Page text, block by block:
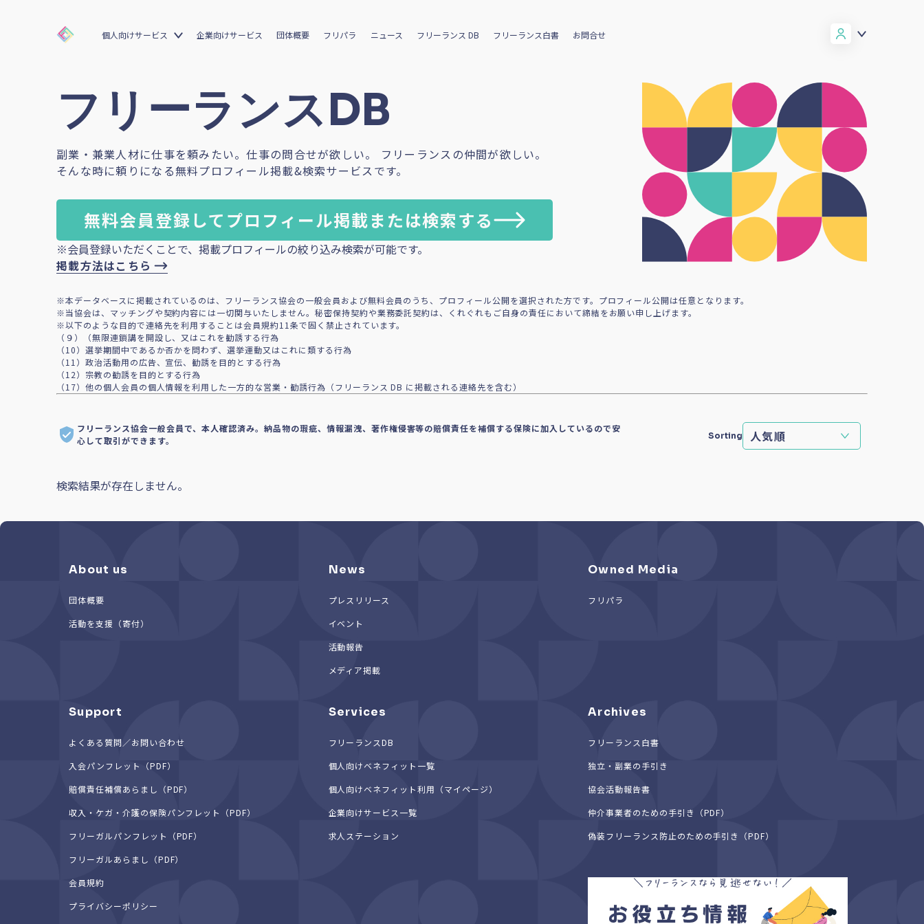
個人向けサービス 企業向けサービス 団体概要 フリパラ ニュース フリーランス DB フリーランス白書 お問合せ
フリーランスDB
副業・兼業人材に仕事を頼みたい。仕事の問合せが欲しい。 フリーランスの仲間が欲しい。
そんな時に頼りになる無料プロフィール掲載&検索サービスです。
無料会員登録してプロフィール掲載または検索する
※会員登録いただくことで、掲載プロフィールの絞り込み検索が可能です。
掲載方法はこちら
※本データベースに掲載されているのは、フリーランス協会の一般会員および無料会員のうち、プロフィール公開を選択された方です。プロフィール公開は任意となります。
※当協会は、マッチングや契約内容には一切関与いたしません。秘密保持契約や業務委託契約は、くれぐれもご自身の責任において締結をお願い申し上げます。
※以下のような目的で連絡先を利用することは会員規約11条で固く禁止されています。
（９）（無限連鎖講を開設し、又はこれを勧誘する行為
（10）選挙期間中であるか否かを問わず、選挙運動又はこれに類する行為
（11）政治活動用の広告、宣伝、勧誘を目的とする行為
（12）宗教の勧誘を目的とする行為
（17）他の個人会員の個人情報を利用した一方的な営業・勧誘行為（フリーランス DB に掲載される連絡先を含む）
フリーランス協会一般会員で、本人確認済み。納品物の瑕疵、情報漏洩、著作権侵害等の賠償責任を補償する保険に加入しているので安
心して取引ができます。
Sorting
検索結果が存在しません。
About us
団体概要
活動を支援（寄付）
News
プレスリリース
イベント
活動報告
メディア掲載
Owned Media
フリパラ
Support
よくある質問／お問い合わせ
入会パンフレット（PDF）
賠償責任補償あらまし（PDF）
収入・ケガ・介護の保険パンフレット（PDF）
フリーガルパンフレット（PDF）
フリーガルあらまし（PDF）
会員規約
プライバシーポリシー
Services
フリーランスDB
個人向けベネフィット一覧
個人向けベネフィット利用（マイページ）
企業向けサービス一覧
求人ステーション
Archives
フリーランス白書
独立・副業の手引き
協会活動報告書
仲介事業者のための手引き（PDF）
偽装フリーランス防止のための手引き（PDF）